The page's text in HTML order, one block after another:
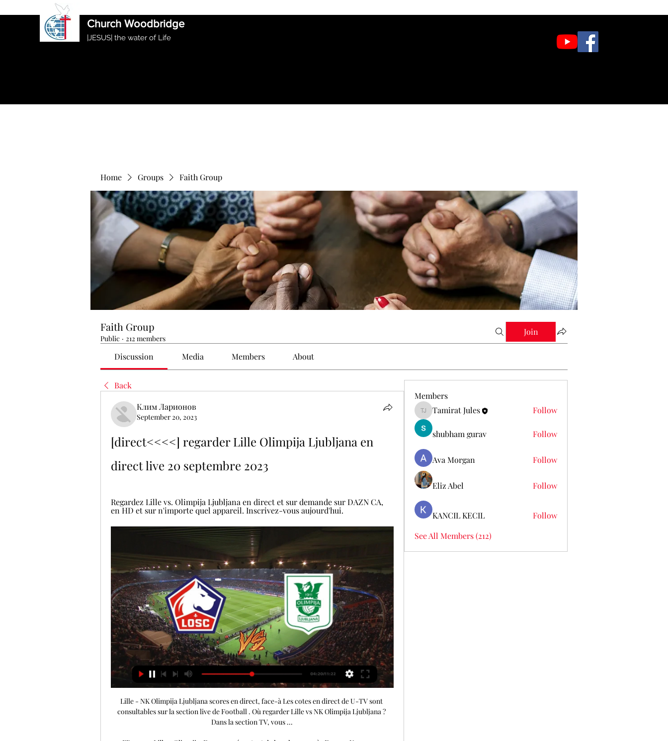
Church Woodbridge
|JESUS| the water of Life
Home Groups Faith Group
Faith Group
Public · 212 members
Join
Discussion Media Members About
Back
Клим Ларионов
September 20, 2023
[direct<<<<] regarder Lille Olimpija Ljubljana en
direct live 20 septembre 2023
Regardez Lille vs. Olimpija Ljubljana en direct et sur demande sur DAZN CA,
en HD et sur n'importe quel appareil. Inscrivez-vous aujourd'hui.
Lille - NK Olimpija Ljubljana scores en direct, face-à Les cotes en direct de U-TV sont consultables sur la section live de Football . Où regarder Lille vs NK Olimpija Ljubljana ? Dans la section TV, vous ...

FR 19:30 - Lille - Olimpija: Fonseca mécontent de la pelouse après France-Uruguay - RMCSPORT. BFMTV. COM 19:11 - Deux absences dans les rangs de Paulo Fonseca pour LOSC – NK Olimpija Ljubljana - LEPETITLILLOIS. COM 19:01 - Un ancien du LOSC et une ex star du Paris Saint-Germain deviennent consultants sur Canal + - SPORT. FR 18:45 - Lille - Ljubljana: sur quelle chaîne et à quelle heure voir le match - LAVOIXDUNORD. 

COM 14:00 - LOSC, OM, PSG, RC Lens, Stade Rennais: Riolo très inquiet pour les rendez-vous européens - BUTFOOTBALLCLUB. FR 13:34 - Le LOSC redoute-t-il vraiment le « Fergie Time »? - LEPETITLILLOIS. COM 12:49 - Match Lille – Olimpija Ljubljana: chaîne TV et compos probables - TOPMERCATO. COM 12:36 - Ligue Europa Conférence: pourquoi le LOSC va jouer mercredi à 16h30 - RMCSPORT. COM 12:33 - Maxime Wackers (ex-LOSC) rejoint l’Entente Feignies Aulnoye FC - LEPETITLILLOIS. 

FR 18:45 - Ligue 1: Stade Rennais F. C. - LOSC: le résumé vidéo - MADEINFOOT. COM 17:43 - LOSC – Olimpija Ljubljana: compos probables avec Jonathan David mais sans Adam Ounas - SPORT. FR 17:36 - LOSC - Ljubljana: Paulo Fonseca inquiet de l’état de la pelouse - LAVOIXDUNORD. FR 16:49 - Le LOSC fait un zoom sur la prestation de Rémy Cabella face au Stade Rennais FC - LEPETITLILLOIS. COM 16:00 - LOSC: Samuel Umtiti, «compétiteur extrême» et leader de la première heure - LAVOIXDUNORD. FR 15:10 - Lille – Ljubljana: Compositions et Chaîne TV (Conference League) - WESPORTFR. COM 14:30 - Jocelyn Gourvennec (ex-LOSC) retrouve un rôle de consultant sur Canal + - LEPETITLILLOIS. 

Live LOSC, Actualité, Mercato, Transferts du LOSC Lille LOSC Lille Olympique Sporting Club, Football, mercato , foot transfert l'actualité d l'LOSC en direct sur LOSClive.com.

tous les directs football Lille. Lille. 16h30. Olimpija Ljubljana. Championship · Résultats. A venir 7ème journée. Blackburn. Blackburn. 20h45. Sunderland. A venir ...

Match Lille Olimpija : Quelle chaine TV & streaming ? Programme Foot vous donne toutes les infos pour regarder le match LOSC Lille contre Olimpija Ljubljana à la TV ou en streaming. UEFA Europa Conference League | ...

Live Lille - Olimpija la 1re journée de UEFA Europa Suivez le match Lille - Olimpija la 1re journée de UEFA Europa Conference League 2023/2024 20/09 en direct live ! Où voir le match Lille Olimpija en streaming ...

COM 12:28 - Coupe de France: à Loffre, on a des rêves plein la tête... - LAVOIXDUNORD. FR 12:00 - LOSC: Paulo Fonseca assume son ambition: il veut remporter la Ligue Europa Conference - MADEINFOOT. COM 12:00 - LOSC - Paulo Fonseca souhaite remporter la Ligue Europe Conference - MADEINDOGUES. COM 11:40 - Nice en deuil, le LOSC a tenté Meunier, un nouveau à Bordeaux, Le Fée et Spierings grimacent - BUTFOOTBALLCLUB. FR 11:00 - LOSC: Trois joueurs sous la menace – le point disciplinaire [J5] - LE11HDF. 

Résultat FK Qarabag - Olimpija Ljubljana : résumé du match 31 août 2023 — Suivez en direct les temps forts et le score de la rencontre de football qui oppose FK Qarabag et Olimpija Ljubljana.

Live LOSC, Actualité, Mercato, Transferts du LOSC Lille Olympique Sporting Club - Site non OfficielMercredi 20 septembre 202301:00 - Lille a déniché le nouveau Jonathan David pour 20 M€! - SPORT. FRMardi 19 septembre 202322:50 - LOSC: 7M€, une info mercato tombe pour Fonseca avant Lille - Ljubjana! - JEUNESFOOTEUX. COM 22:25 - LOSC – NK Olimpija Ljubljana: « Nous voulons être leaders dans ce groupe » lâche Benjamin André - LEPETITLILLOIS. COM 21:39 - LOSC: Paulo Fonseca affiche son fatalisme concernant la pelouse du Stade Pierre-Mauroy - MADEINFOOT. 

FR 10:32 - Lille: Fonseca avoue des convoitises estivales - LES-TRANSFERTS. COM 10:23 - Kevin Mirallas (ex-LOSC) directeur sportif en D4 belge - LEPETITLILLOIS. COM 09:20 - Yusuf Yazici a atteint le cap des 100 apparitions avec le LOSC - LEPETITLILLOIS. COM 08:00 - Ex-LOSC: Guirassy impressionne encore en Allemagne, Oukidja écoeure le RC Lens - LEPETITLILLOIS. COM 07:04 - LOSC: Une menace plane sur les Dogues avant Ljubljana - SCORE. FR 07:00 - LOSC: Le récap de l’actualité de la veille (18/09/23) - LEPETITLILLOIS. 

Match Olimpija Lille: Quelle chaine TV & streaming? Ne ratez pas le début du match Olimpija Ljubljana LOSC Lille comptant pour la 5e journée de UEFA Europa Conference League qui se joue jeudi 30 novembre 2023 au Stadion Stožice à 18:45. Programme Foot vous donne toutes les infos pour regarder le match Olimpija Ljubljana contre LOSC Lille à la TV ou en streaming. UEFA Europa Conference League | la 5e journée | 30 novembre 2023 | Stadion Stožice Olimpija Ljubljana30/1118:45 LOSC Lille Diffusé sur RMC Sport 2 Comment voir le match Olimpija Ljubljana - LOSC Lille en streaming? Pour voir la rencontre Olimpija Ljubljana - LOSC Lille en live streaming, il faut que vous soyez abonné au site de stream légal suivant: RMC Sport 2. 

COM 01:00 - Manchester United: Adieu Sancho et Antony, un ancien du LOSC en approche? - SPORT. FR 00:52 - Pronostic Lille – Ljubljana: Cotes, analyse et conseil - DICODUSPORT 00:44 - Lille – Ljubljana: À quelle heure et sur quelle chaîne TV - DICODUSPORTLundi 18 septembre 202322:45 - Ligue 1 - LOSC - Stade de Reims: les arbitres du match dévoilés - MADEINDOGUES. COM 22:40 - Stade Rennais: un exploit passé sous silence face au LOSC - BUTFOOTBALLCLUB. FR 21:50 - Le LOSC a tenté le coup Thomas Meunier (Dortmund) cet été mais… - SPORT. 

FR 21:32 - LOSC – NK Olimpija Ljubljana: Les informations d’avant-match - LEPETITLILLOIS. COM 20:58 - Mercato Lille: une tentative pour Meunier - MAXIFOOT. FR 20:37 - Joey Kooij, un arbitre néerlandais au sifflet pour LOSC – NK Olimpija Ljubljana - LEPETITLILLOIS. COM 19:15 - Le Havre AC – LOSC: Cinq sections de supporters vous emmènent pour la 7ème journée de Ligue 1 - LEPETITLILLOIS. COM 18:50 - LOSC: cet été, l’OM a bien tenté de recruter… - SPORT. 

NK Olimpija Ljubljana streaming en direct, rencontres et ... regarder en direct Olimpija Ljubljana en ligne au Royaume-Uni. Nous n'énumérons que les sources légales de streaming en direct et nous recueillons également ...

Match Lille Olimpija: Quelle chaine TV & streaming? Ne ratez pas le début du match LOSC Lille Olimpija Ljubljana comptant pour la 1ère journée de UEFA Europa Conference League qui se joue mercredi 20 septembre 2023 au Decathlon Arena – Stade Pierre-Mauroy à 16:30. La rencontre sera arbitrée par Joey Kooij. Programme Foot vous donne toutes les infos pour regarder le match LOSC Lille contre Olimpija Ljubljana à la TV ou en streaming. UEFA Europa Conference League | la 1ère journée | 20 septembre 2023 | Decathlon Arena – Stade Pierre-Mauroy | Joey Kooij LOSC Lille20/0916:30 Olimpija Ljubljana Diffusé sur RMC Sport 1 Comment voir le match LOSC Lille - Olimpija Ljubljana en streaming? Pour voir la rencontre LOSC Lille - Olimpija Ljubljana en live streaming, il faut que vous soyez abonné au site de stream légal suivant: RMC Sport 1. Sur quelle chaine TV le match LOSC Lille vs Olimpija Ljubljana? LOSC Lille - Olimpija Ljubljana est retransmis à la TV française par RMC Sport 1 à partir de 16:30. 

COM 21:39 - LOSC - Paulo Fonseca fataliste concernant la pelouse du Stade Pierre-Mauroy - MADEINDOGUES. COM 21:36 - LOSC – NK Olimpija Ljubljana: « Nous voulons jouer avec une équipe forte, préparée pour gagner » lance Paulo Fonseca - LEPETITLILLOIS. COM 21:25 - La pelouse du stade Pierre-Mauroy de Lille sous surveillance - LEQUIPE. FR 21:25 - LOSC: Paulo Fonseca met en garde ses joueurs avant le match face à l'Olimpija Ljubljana - MADEINFOOT. COM 21:25 - LOSC - Paulo Fonseca met en garde ses troupes avant le match face à l'Olimpija Ljubljana - MADEINDOGUES. COM 21:20 - Benjamin André (Lille) sur la Ligue Europa Conférence: « On peut peut-être aller très loin » - LEQUIPE. 

Lille Vs NK Olimpija Ljubljana: Scores en direct et statistiques Lille Vs NK Olimpija Ljubljana (20/09/2023) - UEFA Conference League - Stade Pierre-Mauroy Voir Tout. Positions au classement. Groupe A. J, Buts, Diff, PTS, V ...

(VIVRE==) Lille Olimpija Ljubljana en direct live 20 septemb il y a 1 heure — (VIVRE==) Lille Olimpija Ljubljana en direct live 20 septembre 2023 Nous n'énumérons que les sources légales de streaming en direct et nous ...

Lille - Olimpija Ljubljana en direct - Ligue Europa Conférence - Saison 2023/2024 - FootballActualité Football Ligue 1: «Je ne pensais pas en être là», reconnaît Franck Haise L’entraîneur de Lens a confié son sentiment après la défaite de son équipe à domicile contre Metz (0-1). Ligue 1: à quelle heure et sur quelle chaîne suivre PSG-Nice? Retour du championnat de France ce week-end. Le PSG accueille l’OGC Nice vendredi soir au Parc des Princes, en ouverture de la 5e journée de Ligue 1. Lunaire dedans, volcanique dehors... 

Pronostic Lille O. Ljubljana - Conference League il y a 2 jours — Dès 16h30, le club lillois va accueillir l'Olimpija Ljubljana au Stade Pierre-Mauroy. Un match comptant pour la 1re journée de la phase de ...

Olimpija Ljubljana - Lille en direct - Ligue Europa Conférence ... live de toutes les compétitions de Football sur Figaro Sport avec Sport24. Regarder la vidéo. Foot : Koundé et Konaté montent au créneau sur l'abaya.

[[[libre<<<]]>>>] regarder Lille Olimpija Ljubljana en direc il y a 46 minutes — [libre<<<]]>>>] regarder Lille Olimpija Ljubljana en direct gratuit 20 septembre 2023 il y a 7 heures — Ce mardi soir, Paulo Fonseca a pris ...

Lille OSC v NK Olimpija Ljubljana Pronostics et Résultats Live Stream. S'inscrire ici; Regardez maintenant en direct sans publicité Comment regarder en direct streaming Lille OSC vs NK Olimpija Ljubljana. Vous ...

Lille - NK Olimpija Ljubljana En direct - Europa Conference Vivez le match de foot de Europa Conference League du 20/09/2023 16:30 entre Lille et NK Olimpija Lj
Members
Tamirat Jules
Tamirat Jules Follow
shubham gurav Follow
Ava Morgan Follow
Eliz Abel Follow
KANCIL KECIL
Follow
See All Members (212)